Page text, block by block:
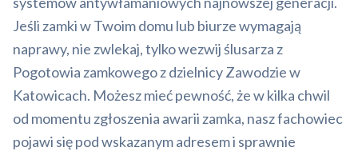
Jeśli zamki w Twoim domu lub biurze wymagają
naprawy, nie zwlekaj, tylko wezwij ślusarza z
Pogotowia zamkowego z dzielnicy Zawodzie w
Katowicach. Możesz mieć pewność, że w kilka chwil
od momentu zgłoszenia awarii zamka, nasz fachowiec
pojawi się pod wskazanym adresem i sprawnie